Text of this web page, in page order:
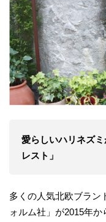
愛らしいハリネズ
レスト」
多くの人気北欧ブラン
ォルム社」が2015年か